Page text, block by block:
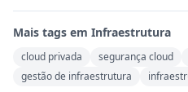
Mais tags em Infraestrutura
cloud privada segurança cloud
gestão de infraestrutura